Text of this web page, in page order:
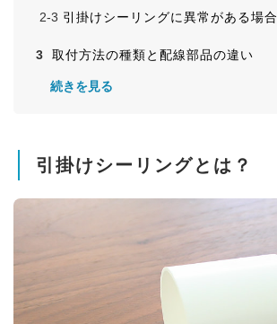
引掛けシーリングに異常がある場合
取付方法の種類と配線部品の違い
簡易取付式とは？
続きを見る
引掛けシーリングとは？